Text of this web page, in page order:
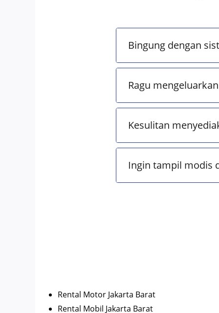
Bingung dengan
Ragu
Kesulitan
Ingin tampil modis
Rental Motor Jakarta Barat
Rental Mobil Jakarta Barat